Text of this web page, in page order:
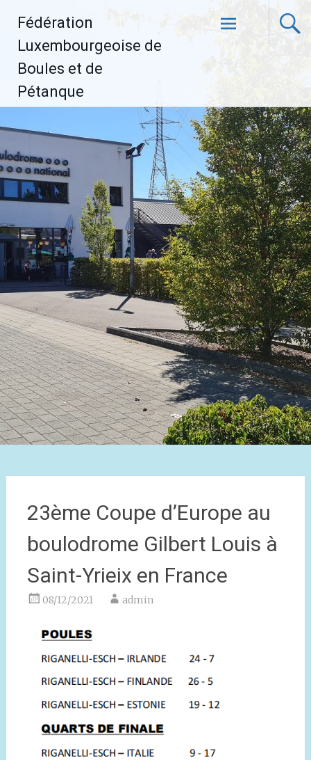
contenu
Fédération
Luxembourgeoise de
Boules et de
Pétanque
23ème Coupe d’Europe au
boulodrome Gilbert Louis à
Saint-Yrieix en France
08/12/2021 admin